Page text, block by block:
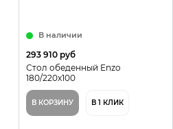
В наличии
293 910 руб
Стол обеденный Enzo
180/220х100
В КОРЗИНУ В 1 КЛИК